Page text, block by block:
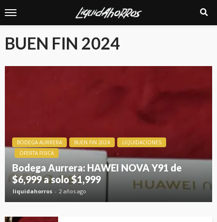
BUEN FIN 2024
BODEGA AURRERA BUEN FIN 2024
LIQUIDACIONES
OFERTA FISICA
Bodega Aurrera: HAWEI NOVA Y91 de
$6,999 a solo $1,999
liquidahorros 2 años ago